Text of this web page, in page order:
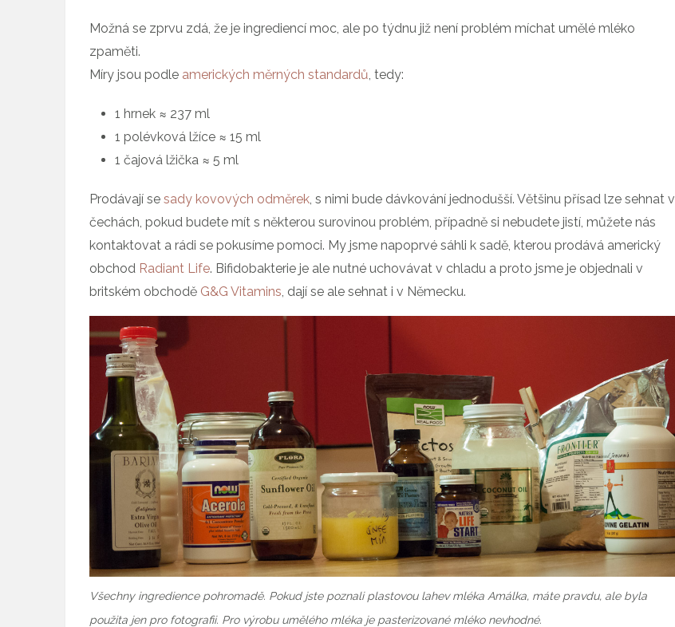
Možná se zprvu zdá, že je ingrediencí moc, ale po týdnu již není problém míchat umělé mléko
zpaměti.
Míry jsou podle amerických měrných standardů, tedy:
1 hrnek ≈ 237 ml
1 polévková lžíce ≈ 15 ml
1 čajová lžička ≈ 5 ml
Prodávají se sady kovových odměrek, s nimi bude dávkování jednodušší. Většinu přísad lze sehnat v
čechách, pokud budete mít s některou surovinou problém, případně si nebudete jistí, můžete nás
kontaktovat a rádi se pokusíme pomoci. My jsme napoprvé sáhli k sadě, kterou prodává americký
obchod Radiant Life. Bifidobakterie je ale nutné uchovávat v chladu a proto jsme je objednali v
britském obchodě G&G Vitamins, dají se ale sehnat i v Německu.
Všechny ingredience pohromadě. Pokud jste poznali plastovou lahev mléka Amálka, máte pravdu, ale byla
použita jen pro fotografii. Pro výrobu umělého mléka je pasterizované mléko nevhodné.